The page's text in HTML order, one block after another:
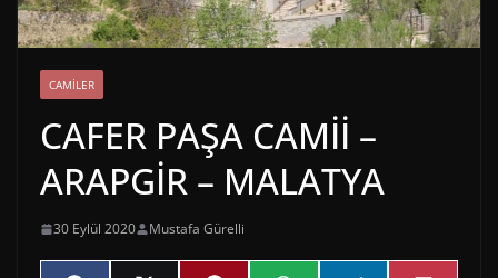
CAMILER
CAFER PAŞA CAMİİ –
ARAPGİR – MALATYA
30 Eylül 2020 Mustafa Gürelli